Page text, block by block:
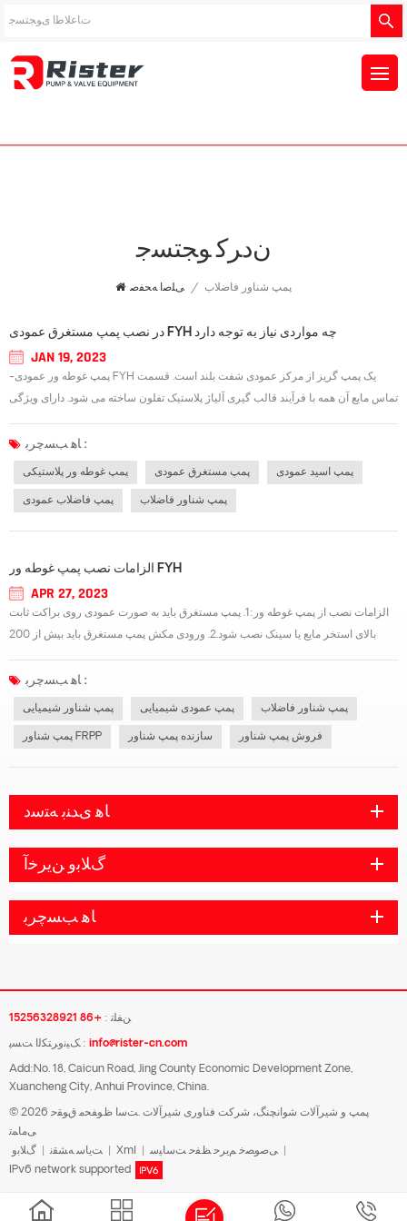
ﻥﺩﺮﮐ ﻮﺠﺘﺴﺟ
ﯽﻠﺻﺍ ﻪﺤﻔﺻ / پمپ شناور فاضلاب
در نصب پمپ مستغرق عمودی FYH چه مواردی نیاز به توجه دارد
JAN 19, 2023
-پمپ غوطه ور عمودی FYH یک پمپ گریز از مرکز عمودی شفت بلند است. قسمت
تماس مایع آن همه با فرآیند قالب گیری آلیاژ پلاستیک تفلون ساخته می شود. دارای ویژگی
ﺎﻫ ﺐﺴﭼﺮﺑ :
پمپ غوطه ور پلاستیکی پمپ مستغرق عمودی پمپ اسید عمودی
پمپ فاضلاب عمودی پمپ شناور فاضلاب
الزامات نصب پمپ غوطه ور FYH
APR 27, 2023
الزامات نصب از پمپ غوطه ور:1. پمپ مستغرق باید به صورت عمودی روی براکت ثابت
بالای استخر مایع یا سینک نصب شود.2. ورودی مکش پمپ مستغرق باید بیش از 200
ﺎﻫ ﺐﺴﭼﺮﺑ :
پمپ شناور شیمیایی پمپ عمودی شیمیایی پمپ شناور فاضلاب
پمپ شناور FRPP سازنده پمپ شناور فروش پمپ شناور
ﺎﻫ ﯼﺪﻨﺑ ﻪﺘﺳﺩ
ﮒﻼ ﺑﻭ ﻦﯾﺮﺧﺁ
ﺎﻫ ﺐﺴﭼﺮﺑ
ﻦﻔﻠﺗ : +86 15256328921
ﮏﯿﻧﻭﺮﺘﮑﻟﺍ ﺖﺴﭘ : info@rister-cn.com
Add:No. 18, Caicun Road, Jing County Economic Development Zone,
Xuancheng City, Anhui Province, China.
© 2026 پمپ و شیرآلات شوانچنگ، شرکت فناوری شیرآلات .ﺖﺳﺍ ﻅﻮﻔﺤﻣ ﻕﻮﻘﺣ
ﯽﻣﺎﻤﺗ
ﮒﻼ ﺑﻭ
ﺖﯾﺎﺳ ﻪﺸﻘﻧ Xml ﯽﺻﻮﺼﺧ ﻢﯾﺮﺣ ﻆﻔﺣ ﺖﺳﺎﯿﺳ
IPv6 network supported